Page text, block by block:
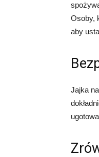
Osoby,
aby
Jajka